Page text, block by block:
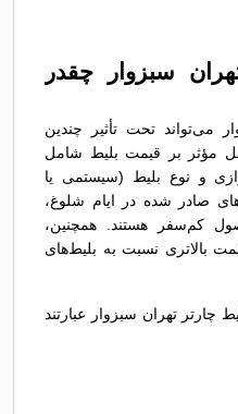
سبزوار چقدر
می‌تواند تحت تأثیر چندین
مؤثر بر قیمت بلیط شامل
و نوع بلیط (سیستمی یا
صادر شده در ایام شلوغ،
کم‌سفر هستند. همچنین،
بالاتری نسبت به بلیط‌های
تهران سبزوار عبارتند